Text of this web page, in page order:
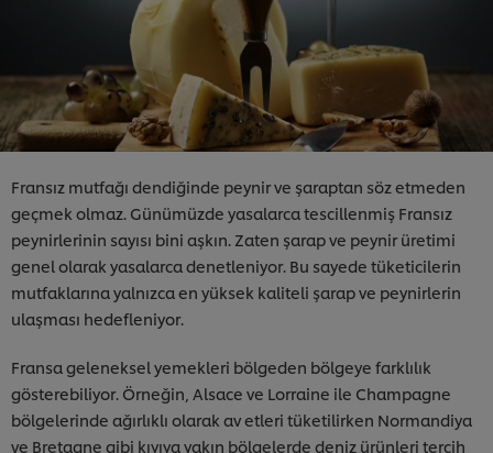
Fransız mutfağı dendiğinde peynir ve şaraptan söz etmeden
geçmek olmaz. Günümüzde yasalarca tescillenmiş Fransız
peynirlerinin sayısı bini aşkın. Zaten şarap ve peynir üretimi
genel olarak yasalarca denetleniyor. Bu sayede tüketicilerin
mutfaklarına yalnızca en yüksek kaliteli şarap ve peynirlerin
ulaşması hedefleniyor.
Fransa geleneksel yemekleri bölgeden bölgeye farklılık
gösterebiliyor. Örneğin, Alsace ve Lorraine ile Champagne
bölgelerinde ağırlıklı olarak av etleri tüketilirken Normandiya
ve Bretagne gibi kıyıya yakın bölgelerde deniz ürünleri tercih